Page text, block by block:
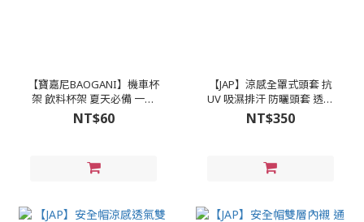
【寶嘉尼BAOGANI】機車杯
架 飲料杯架 夏天必備 一扣
即用 安裝簡單
NT$60
【JAP】涼感全罩式頭套 抗
UV 吸濕排汗 防曬頭套 透氣
舒適 登山騎車 戶外運動
(YW-M010)
NT$350